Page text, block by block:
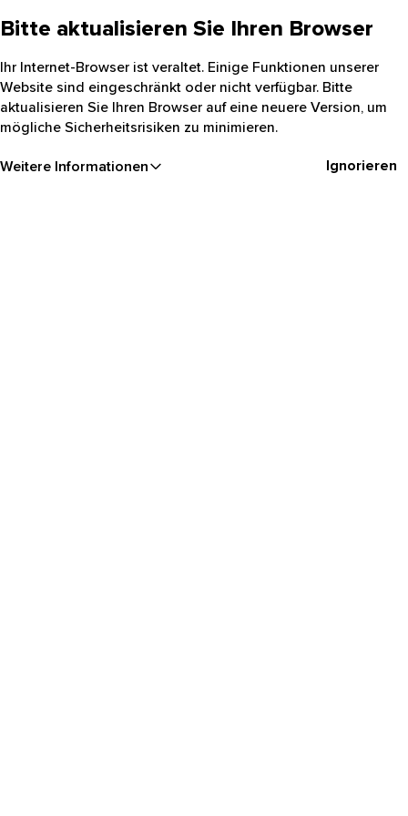
Bitte aktualisieren Sie Ihren Browser
Ihr Internet-Browser ist veraltet. Einige Funktionen unserer
Website sind eingeschränkt oder nicht verfügbar. Bitte
aktualisieren Sie Ihren Browser auf eine neuere Version, um
mögliche Sicherheitsrisiken zu minimieren.
Weitere Informationen Ignorieren